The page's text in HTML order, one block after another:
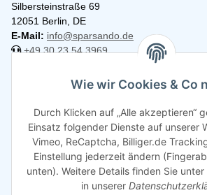
Silbersteinstraße 69
12051 Berlin, DE
E-Mail: info@sparsando.de
+49 30 23 54 3969
Informationen
Rechtliches
Wie wir Cookies & Co
Durch Klicken auf „Alle akzeptieren“
Einsatz folgender Dienste auf unserer
Vimeo, ReCaptcha, Billiger.de
Einstellung jederzeit ändern
unten). Weitere Details finden Sie unter
in unserer